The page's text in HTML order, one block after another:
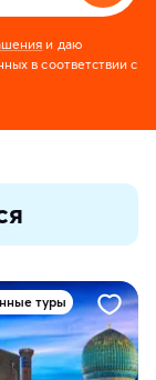
и даю
в соответствии с
туры